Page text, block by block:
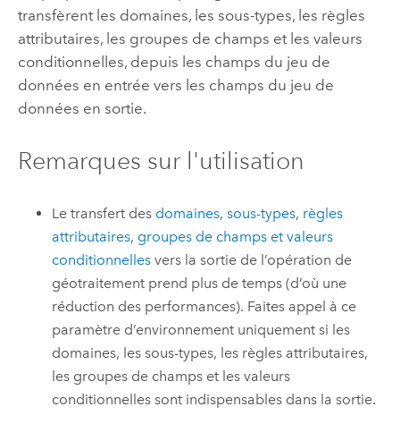
transfèrent les domaines, les sous-types, les règles
attributaires, les groupes de champs et les valeurs
conditionnelles, depuis les champs du jeu de
données en entrée vers les champs du jeu de
données en sortie.
Remarques sur l'utilisation
Le transfert des domaines,sous-types, règles
attributaires, groupes de champs et valeurs
conditionnelles vers la sortie de l’opération de
géotraitement prend plus de temps (d’où une
réduction des performances). Faites appel à ce
paramètre d’environnement uniquement si les
domaines, les sous-types, les règles attributaires,
les groupes de champs et les valeurs
conditionnelles sont indispensables dans la sortie.